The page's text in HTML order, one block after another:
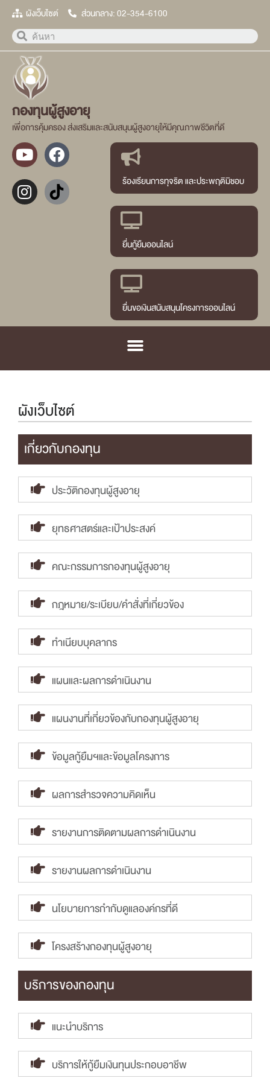
ผังเว็บไซต์ ส่วนกลาง: 02-354-6100
กองทุนผู้สูงอายุ
เพื่อการคุ้มครอง ส่งเสริมและสนับสนุนผู้สูงอายุให้มีคุณภาพชีวิตที่ดี
ร้องเรียนการทุจริต และประพฤติมิชอบ
ยื่นกู้ยืมออนไลน์
ยื่นขอเงินสนับสนุนโครงการออนไลน์
ผังเว็บไซต์
เกี่ยวกับกองทุน
ประวัติกองทุนผู้สูงอายุ
ยุทธศาสตร์และเป้าประสงค์
คณะกรรมการกองทุนผู้สูงอายุ
กฎหมาย/ระเบียบ/คำสั่งที่เกี่ยวข้อง
ทำเนียบบุคลากร
แผนและผลการดำเนินงาน
แผนงานที่เกี่ยวข้องกับกองทุนผู้สูงอายุ
ข้อมูลกู้ยืมฯและข้อมูลโครงการ
ผลการสำรวจความคิดเห็น
รายงานการติดตามผลการดำเนินงาน
รายงานผลการดำเนินงาน
นโยบายการกำกับดูแลองค์กรที่ดี
โครงสร้างกองทุนผู้สูงอายุ
บริการของกองทุน
แนะนำบริการ
บริการให้กู้ยืมเงินทุนประกอบอาชีพ